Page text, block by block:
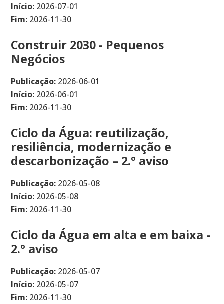
Início: 2026-07-01
Fim: 2026-11-30
Construir 2030 - Pequenos
Negócios
Publicação: 2026-06-01
Início: 2026-06-01
Fim: 2026-11-30
Ciclo da Água: reutilização,
resiliência, modernização e
descarbonização – 2.º aviso
Publicação: 2026-05-08
Início: 2026-05-08
Fim: 2026-11-30
Ciclo da Água em alta e em baixa -
2.º aviso
Publicação: 2026-05-07
Início: 2026-05-07
Fim: 2026-11-30